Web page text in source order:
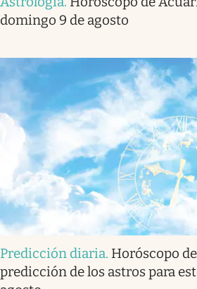
domingo 9 de agosto
Predicción diaria. Horóscopo
predicción de los astros para